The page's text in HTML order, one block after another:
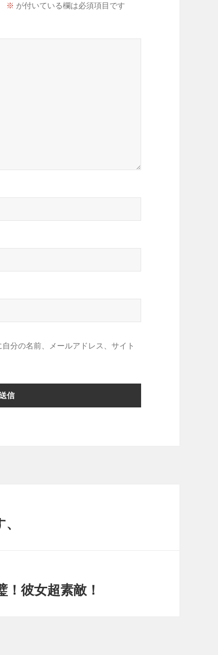
※ が付いている欄は必須項目です
分の名前、メールアドレス、サイト
彼女超素敵！